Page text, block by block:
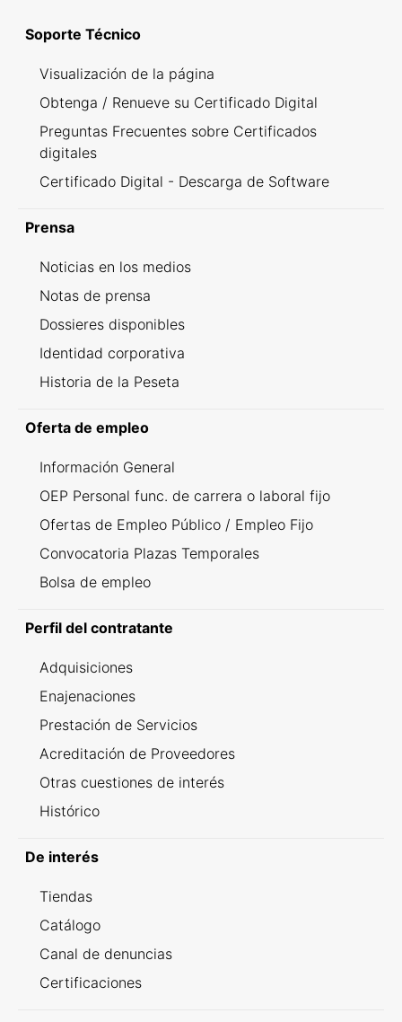
Soporte Técnico
Visualización de la página
Obtenga / Renueve su Certificado Digital
Preguntas Frecuentes sobre Certificados
digitales
Certificado Digital - Descarga de Software
Prensa
Noticias en los medios
Notas de prensa
Dossieres disponibles
Identidad corporativa
Historia de la Peseta
Oferta de empleo
Información General
OEP Personal func. de carrera o laboral fijo
Ofertas de Empleo Público / Empleo Fijo
Convocatoria Plazas Temporales
Bolsa de empleo
Perfil del contratante
Adquisiciones
Enajenaciones
Prestación de Servicios
Acreditación de Proveedores
Otras cuestiones de interés
Histórico
De interés
Tiendas
Catálogo
Canal de denuncias
Certificaciones